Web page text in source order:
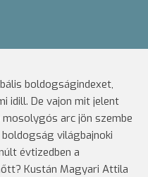
boldogságindexet,
idill. De vajon mit jelent
mosolygós arc jön szembe
világbajnoki
évtizedben a
Kustán Magyari Attila